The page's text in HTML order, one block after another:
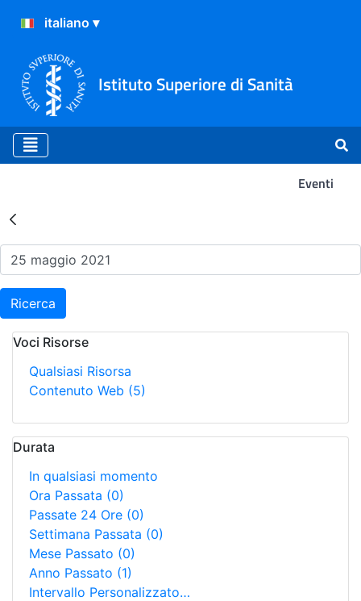
Istituto Superiore di Sanità
Eventi
Risultati della Ricerca -
Ricerca
Voci Risorse
Qualsiasi Risorsa
Contenuto Web (5)
Durata
In qualsiasi momento
Ora Passata (0)
Passate 24 Ore (0)
Settimana Passata (0)
Mese Passato (0)
Anno Passato (1)
Intervallo Personalizzato…